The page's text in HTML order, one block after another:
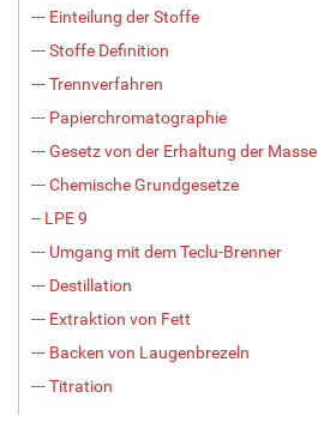
--- Einteilung der Stoffe
--- Stoffe Definition
--- Trennverfahren
--- Papierchromatographie
--- Gesetz von der Erhaltung der Masse
--- Chemische Grundgesetze
-- LPE 9
--- Umgang mit dem Teclu-Brenner
--- Destillation
--- Extraktion von Fett
--- Backen von Laugenbrezeln
--- Titration